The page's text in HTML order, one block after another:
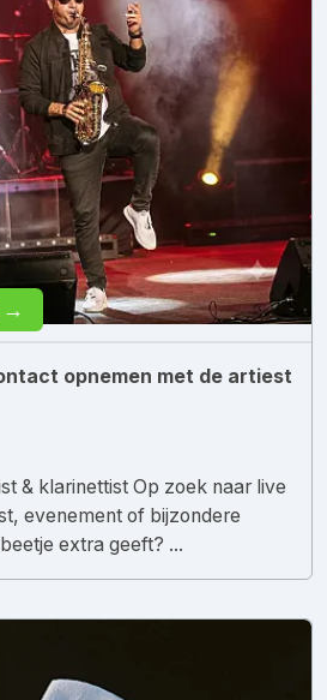
→
opnemen met de artiest
& klarinettist Op zoek naar live
evenement of bijzondere
extra geeft? ...